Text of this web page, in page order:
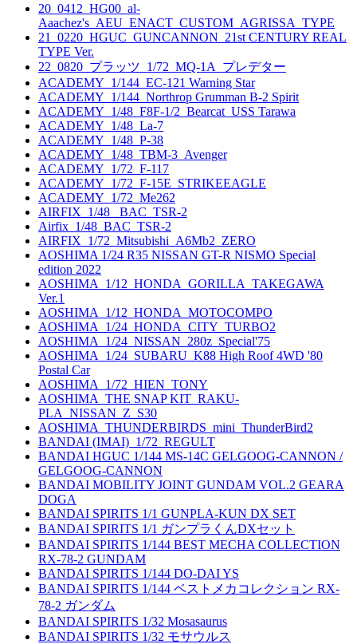
20_0412_HG00_al-
Aaachez's_AEU_ENACT_CUSTOM_AGRISSA_TYPE
21_0220_HGUC_GUNCANNON_21st CENTURY REAL
TYPE Ver.
22_0820_プラッツ_1/72_MQ-1A_プレデター
ACADEMY_1/144_EC-121 Warning Star
ACADEMY_1/144_Northrop Grumman B-2 Spirit
ACADEMY_1/48_F8F-1/2_Bearcat_USS Tarawa
ACADEMY_1/48_La-7
ACADEMY_1/48_P-38
ACADEMY_1/48_TBM-3_Avenger
ACADEMY_1/72_F-117
ACADEMY_1/72_F-15E_STRIKEEAGLE
ACADEMY_1/72_Me262
AIRFIX_1/48_ BAC_TSR-2
Airfix_1/48_BAC_TSR-2
AIRFIX_1/72_Mitsubishi_A6Mb2_ZERO
AOSHIMA 1/24 R35 NISSAN GT-R NISMO Special
edition 2022
AOSHIMA_1/12_HONDA_GORILLA_TAKEGAWA
Ver.1
AOSHIMA_1/12_HONDA_MOTOCOMPO
AOSHIMA_1/24_HONDA_CITY_TURBO2
AOSHIMA_1/24_NISSAN_280z_Special'75
AOSHIMA_1/24_SUBARU_K88 High Roof 4WD '80
Postal Car
AOSHIMA_1/72_HIEN_TONY
AOSHIMA_THE SNAP KIT_RAKU-
PLA_NISSAN_Z_S30
AOSHIMA_THUNDERBIRDS_mini_ThunderBird2
BANDAI (IMAI)_1/72_REGULT
BANDAI HGUC 1/144 MS-14C GELGOOG-CANNON /
GELGOOG-CANNON
BANDAI MOBILITY JOINT GUNDAM VOL.2 GEARA
DOGA
BANDAI SPIRITS 1/1 GUNPLA-KUN DX SET
BANDAI SPIRITS 1/1 ガンプラくんDXセット
BANDAI SPIRITS 1/144 BEST MECHA COLLECTION
RX-78-2 GUNDAM
BANDAI SPIRITS 1/144 DO-DAI YS
BANDAI SPIRITS 1/144 ベストメカコレクション RX-
78-2 ガンダム
BANDAI SPIRITS 1/32 Mosasaurus
BANDAI SPIRITS 1/32 モサウルス